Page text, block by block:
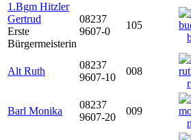
1.Bgm Hitzler
Gertrud
Erste
Bürgermeisterin
08237
9607-0
105
Alt Ruth
08237
9607-10
008
Barl Monika
08237
9607-20
009